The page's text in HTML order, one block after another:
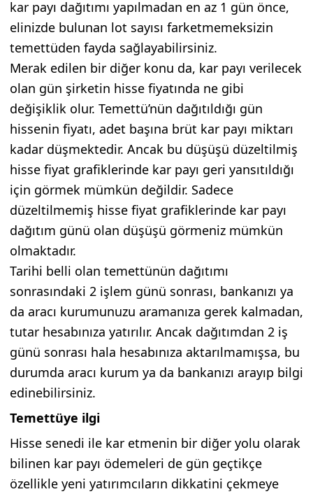
kar payı dağıtımı yapılmadan en az 1 gün önce,
elinizde bulunan lot sayısı farketmemeksizin
temettüden fayda sağlayabilirsiniz.
Merak edilen bir diğer konu da, kar payı verilecek
olan gün şirketin hisse fiyatında ne gibi
değişiklik olur. Temettü’nün dağıtıldığı gün
hissenin fiyatı, adet başına brüt kar payı miktarı
kadar düşmektedir. Ancak bu düşüşü düzeltilmiş
hisse fiyat grafiklerinde kar payı geri yansıtıldığı
için görmek mümkün değildir. Sadece
düzeltilmemiş hisse fiyat grafiklerinde kar payı
dağıtım günü olan düşüşü görmeniz mümkün
olmaktadır.
Tarihi belli olan temettünün dağıtımı
sonrasındaki 2 işlem günü sonrası, bankanızı ya
da aracı kurumunuzu aramanıza gerek kalmadan,
tutar hesabınıza yatırılır. Ancak dağıtımdan 2 iş
günü sonrası hala hesabınıza aktarılmamışsa, bu
durumda aracı kurum ya da bankanızı arayıp bilgi
edinebilirsiniz.
Temettüye ilgi
Hisse senedi ile kar etmenin bir diğer yolu olarak
bilinen kar payı ödemeleri de gün geçtikçe
özellikle yeni yatırımcıların dikkatini çekmeye